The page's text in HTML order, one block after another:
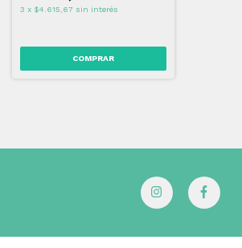
3 x $4.615,67 sin interés